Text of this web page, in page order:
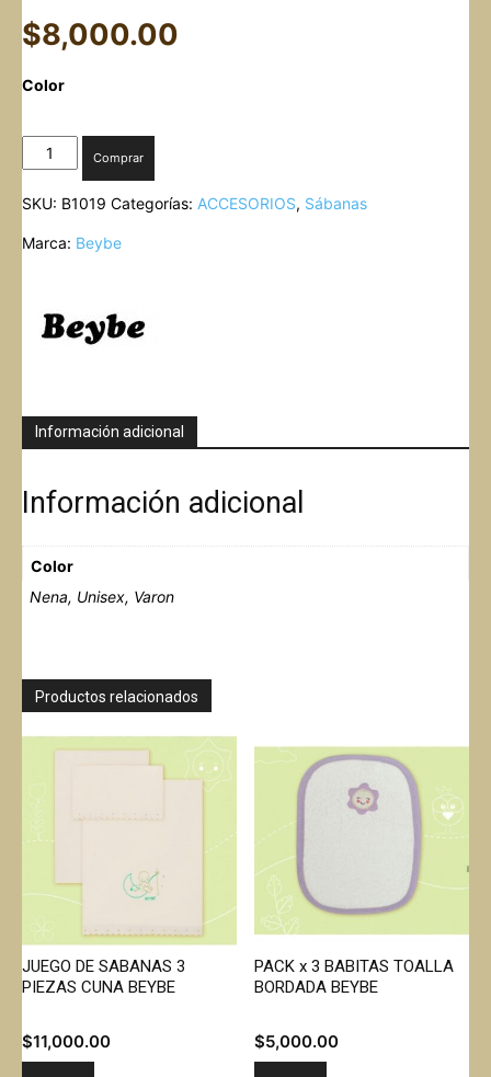
$8,000.00
Color
SABANA
COLECHO
BEYBE
cantidad
Comprar
SKU: B1019 Categorías: ACCESORIOS, Sábanas
Marca: Beybe
Información adicional
Información adicional
Color
Nena, Unisex, Varon
Productos relacionados
JUEGO DE SABANAS 3
PIEZAS CUNA BEYBE
$11,000.00
PACK x 3 BABITAS TOALLA
BORDADA BEYBE
$5,000.00